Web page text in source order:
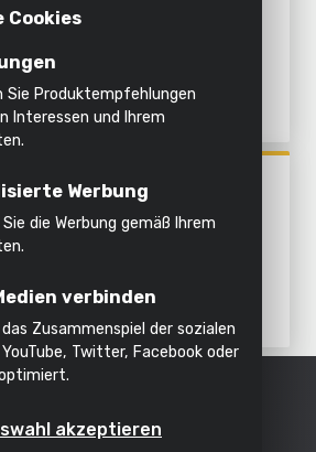
Alles in
dieser
BATTERIE 4V 1.3AH UND
POWX00410
SCHRAUBER 8V - INKL.
BATTERIE 8V 1.3AH UND
Cookies
Sie Produktempfehlungen
Interessen und Ihrem
Werbung
die Werbung gemäß Ihrem
verbinden
Zusammenspiel der sozialen
YouTube, Twitter, Facebook oder
akzeptieren